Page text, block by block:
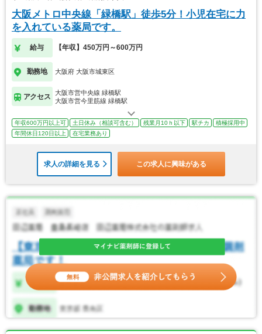
大阪メトロ中央線「緑橋駅」徒歩5分！小児在宅に力
を入れている薬局です。
給与 【年収】450万円～600万円
勤務地 大阪府 大阪市城東区
アクセス
大阪市営中央線 緑橋駅
大阪市営今里筋線 緑橋駅
年収600万円以上可 土日休み（相談可含む） 残業月10ｈ以下 駅チカ
積極採用中
年間休日120日以上
在宅業務あり
求人の詳細を見る この求人に興味がある